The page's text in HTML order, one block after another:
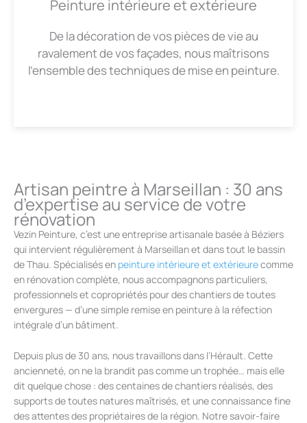
Peinture intérieure et extérieure
De la décoration de vos pièces de vie au
ravalement de vos façades, nous maîtrisons
l’ensemble des techniques de mise en peinture.
Artisan peintre à Marseillan : 30 ans
d’expertise au service de votre
rénovation
Vezin Peinture, c’est une entreprise artisanale basée à Béziers
qui intervient régulièrement à Marseillan et dans tout le bassin
de Thau. Spécialisés en peinture intérieure et extérieurecomme
en rénovation complète, nous accompagnons particuliers,
professionnels et copropriétés pour des chantiers de toutes
envergures — d’une simple remise en peinture à la réfection
intégrale d’un bâtiment.
Depuis plus de 30 ans, nous travaillons dans l’Hérault. Cette
ancienneté, on ne la brandit pas comme un trophée… mais elle
dit quelque chose : des centaines de chantiers réalisés, des
supports de toutes natures maîtrisés, et une connaissance fine
des attentes des propriétaires de la région. Notre savoir-faire